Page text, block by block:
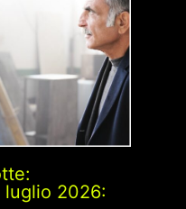
luglio 2026: